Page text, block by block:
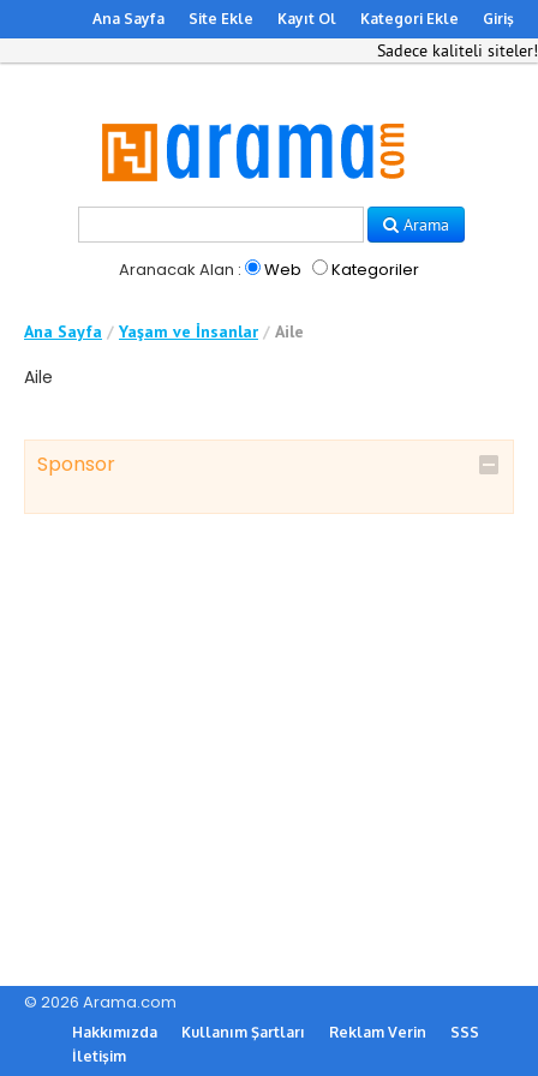
Ana Sayfa Site Ekle Kayıt Ol Kategori Ekle Giriş
Sadece kaliteli siteler!
Arama
Aranacak Alan : Web Kategoriler
Ana Sayfa / Yaşam ve İnsanlar / Aile
Aile
Sponsor
© 2026 Arama.com
Hakkımızda Kullanım Şartları Reklam Verin
SSS
İletişim